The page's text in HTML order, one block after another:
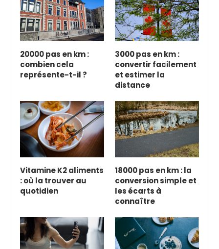
20000 pas en km :
combien cela
représente-t-il ?
3000 pas en km :
convertir facilement
et estimer la
distance
Vitamine K2 aliments
: où la trouver au
quotidien
18000 pas en km : la
conversion simple et
les écarts à
connaître